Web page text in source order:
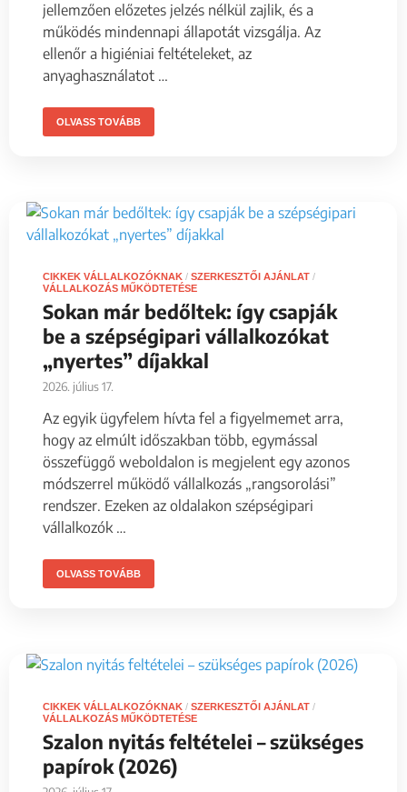
jellemzően előzetes jelzés nélkül zajlik, és a
működés mindennapi állapotát vizsgálja. Az
ellenőr a higiéniai feltételeket, az
anyaghasználatot …
OLVASS TOVÁBB
CIKKEK VÁLLALKOZÓKNAK / SZERKESZTŐI AJÁNLAT /
VÁLLALKOZÁS MŰKÖDTETÉSE
Sokan már bedőltek: így csapják
be a szépségipari vállalkozókat
„nyertes” díjakkal
2026. július 17.
Az egyik ügyfelem hívta fel a figyelmemet arra,
hogy az elmúlt időszakban több, egymással
összefüggő weboldalon is megjelent egy azonos
módszerrel működő vállalkozás „rangsorolási”
rendszer. Ezeken az oldalakon szépségipari
vállalkozók …
OLVASS TOVÁBB
CIKKEK VÁLLALKOZÓKNAK / SZERKESZTŐI AJÁNLAT /
VÁLLALKOZÁS MŰKÖDTETÉSE
Szalon nyitás feltételei – szükséges
papírok (2026)